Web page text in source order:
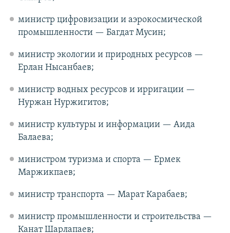
министр цифровизации и аэрокосмической
промышленности — Багдат Мусин;
министр экологии и природных ресурсов —
Ерлан Нысанбаев;
министр водных ресурсов и ирригации —
Нуржан Нуржигитов;
министр культуры и информации — Аида
Балаева;
министром туризма и спорта — Ермек
Маржикпаев;
министр транспорта — Марат Карабаев;
министр промышленности и строительства —
Канат Шарлапаев;